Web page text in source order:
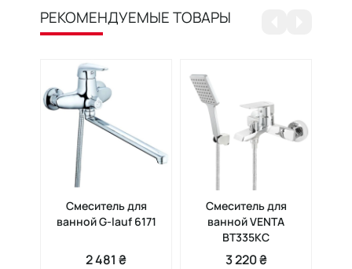
РЕКОМЕНДУЕМЫЕ ТОВАРЫ
Смеситель для
ванной G-lauf 6171
2 481 ₴
Смеситель для
ванной VENTA
BT335KC
3 220 ₴